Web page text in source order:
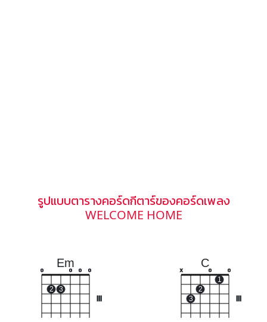
รูปแบบตารางคอร์ดกีตาร์ของคอร์ดเพลง
WELCOME HOME
Em
o
2 3
o o o
C
x
3
2
o
1
o